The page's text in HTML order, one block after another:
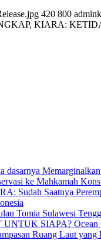
420 800
KIARA:
ke Mahkamah
Sudah Saatnya
Tomia Sulawesi
SIAPA? Ocean
Ruang Laut yang